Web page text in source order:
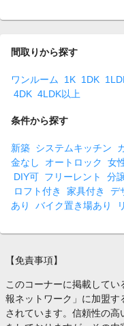
間取りから探す
ワンルーム 1K 1DK
4DK 4LDK以上
条件から探す
新築 システムキッチン
金なし
オートロック 女
DIY可 フリーレント 分
ロフト付き
家具付き デ
あり
バイク置き場あり
【免責事項】
このコーナーに掲載して
報ネットワーク」に加盟
されています。信頼性の